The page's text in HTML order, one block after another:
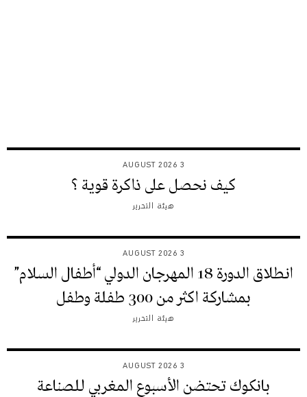
3 AUGUST 2026
كيف نحصل على ذاكرة قوية ؟
هيئة التحرير
3 AUGUST 2026
انطلاق الدورة 18 المهرجان الدولي “أطفال السلام”
بمشاركة اكثر من 300 طفلة وطفل
هيئة التحرير
3 AUGUST 2026
بانكوك تحتضن الأسبوع المغربي للصناعة